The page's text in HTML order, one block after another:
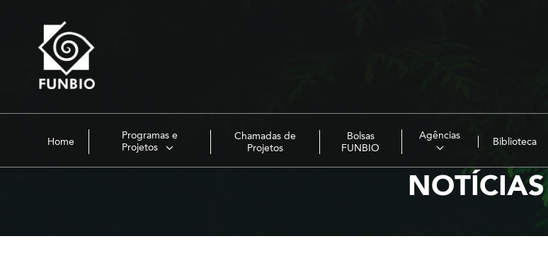
Home
Programas e
Projetos
Chamadas de
Projetos
Bolsas
FUNBIO
Agências
Biblioteca
NOTÍCIAS